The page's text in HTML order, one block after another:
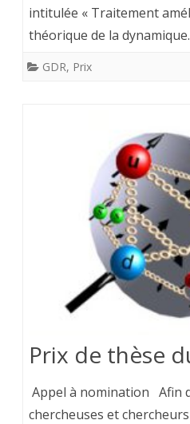
intitulée « Traitement
théorique de la
GDR, Prix
Prix de thèse
Appel à nomination Afin
chercheuses et